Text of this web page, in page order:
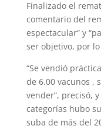
Finalizado el
comentario del
espectacular” y
ser objetivo, por
“Se vendió
de 6.00 vacunos ,
vender”, precisó,
categorías hubo
suba de más del